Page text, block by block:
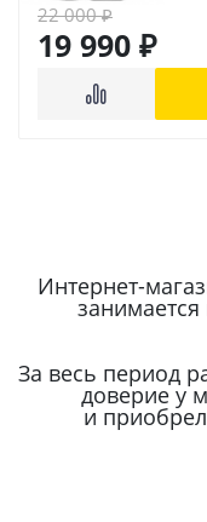
22 000₽
19 990 ₽
Интернет-
За весь период
доверие у
и